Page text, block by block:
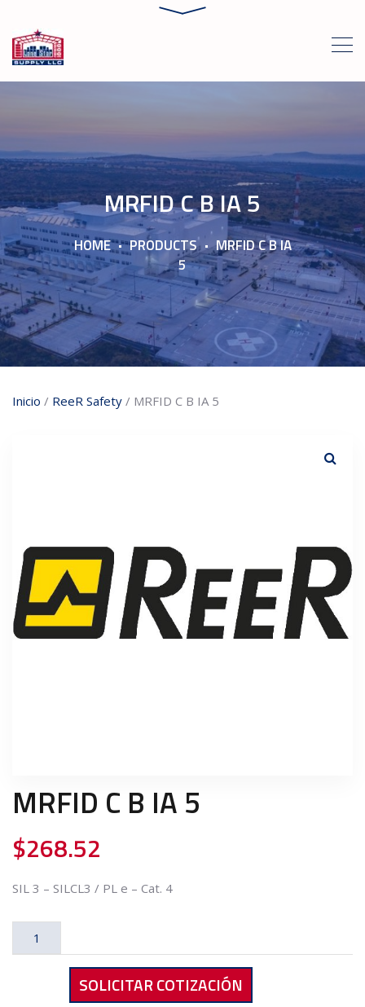
MRFID C B IA 5
HOME PRODUCTS
MRFID C B IA
5
Inicio / ReeR Safety / MRFID C B IA 5
MRFID C B IA 5
$268.52
SIL 3 – SILCL3 / PL e – Cat. 4
MRFID
SOLICITAR COTIZACIÓN